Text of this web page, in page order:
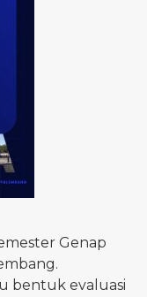
Genap
bentuk evaluasi